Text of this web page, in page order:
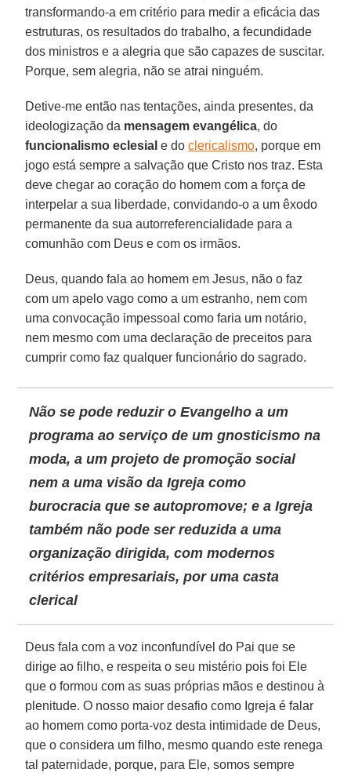
transformando-a em critério para medir a eficácia das
estruturas, os resultados do trabalho, a fecundidade
dos ministros e a alegria que são capazes de suscitar.
Porque, sem alegria, não se atrai ninguém.
Detive-me então nas tentações, ainda presentes, da
ideologização da mensagem evangélica, do
funcionalismo eclesial e doclericalismo, porque em
jogo está sempre a salvação que Cristo nos traz. Esta
deve chegar ao coração do homem com a força de
interpelar a sua liberdade, convidando-o a um êxodo
permanente da sua autorreferencialidade para a
comunhão com Deus e com os irmãos.
Deus, quando fala ao homem em Jesus, não o faz
com um apelo vago como a um estranho, nem com
uma convocação impessoal como faria um notário,
nem mesmo com uma declaração de preceitos para
cumprir como faz qualquer funcionário do sagrado.
Não se pode reduzir o Evangelho a um
programa ao serviço de um gnosticismo na
moda, a um projeto de promoção social
nem a uma visão da Igreja como
burocracia que se autopromove; e a Igreja
também não pode ser reduzida a uma
organização dirigida, com modernos
critérios empresariais, por uma casta
clerical
Deus fala com a voz inconfundível do Pai que se
dirige ao filho, e respeita o seu mistério pois foi Ele
que o formou com as suas próprias mãos e destinou à
plenitude. O nosso maior desafio como Igreja é falar
ao homem como porta-voz desta intimidade de Deus,
que o considera um filho, mesmo quando este renega
tal paternidade, porque, para Ele, somos sempre